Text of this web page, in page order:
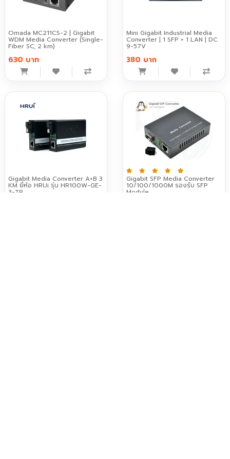
Omada MC211CS-2 | Gigabit
WDM Media Converter (Single-
Fiber SC, 2 km)
630 บาท
Mini Gigabit Industrial Media
Converter | 1 SFP + 1 LAN | DC
9-57V
380 บาท
Gigabit Media Converter A+B 3
KM ยี่ห้อ HRUi รุ่น HR100W-GE-
3-TR
Gigabit SFP Media Converter
10/100/1000M รองรับ SFP
Module